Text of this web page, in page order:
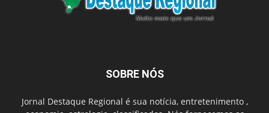
SOBRE NÓS
Jornal Destaque Regional é sua notícia, entretenimento ,